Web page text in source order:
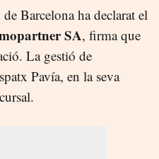
Barcelona ha declarat el
SA, firma que
La gestió de
Pavía, en la seva